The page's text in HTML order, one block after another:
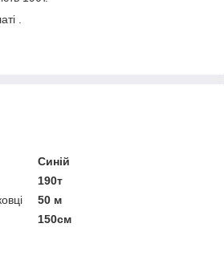
.
Синій
190т
50 м
150см